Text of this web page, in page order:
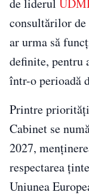
de liderul
consultărilor de
ar urma să
definite, pentru
într-o perioadă
Printre
Cabinet se
2027,
respectarea
Uniunea